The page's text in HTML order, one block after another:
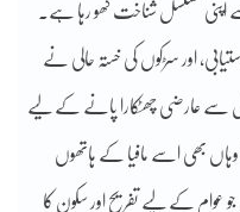
اپنی مسلسل شناخت کھو رہا ہے۔
اور سڑکوں کی خستہ حالی نے
سے عارضی چھٹکارا پانے کے لیے
وہاں بھی اسے مافیا کے ہاتھوں
عوام کے لیے تفریح اور سکون کا